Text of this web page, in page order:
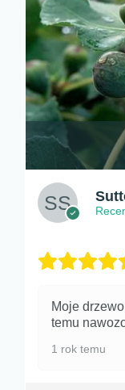
Moje
temu
1 rok temu